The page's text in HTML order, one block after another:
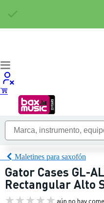
Maletines para saxofón
Gator Cases GL-
Rectangular Alto
aún no hay